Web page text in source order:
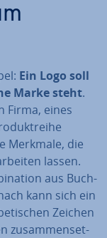
Ein Logo soll
Marke steht.
Firma, eines
Merkmale, die
lassen.
aus Buch­
kann sich ein
Zeichen
zu­sam­men­set­